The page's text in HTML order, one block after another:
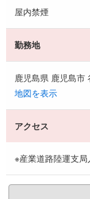
屋内禁煙
勤務地
鹿児島県 鹿児島市
地図を表示
アクセス
※産業道路陸運支